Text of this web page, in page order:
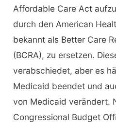
Affordable Care Act
durch den American
bekannt als Better Care
(BCRA), zu ersetzen.
verabschiedet, aber es
Medicaid beendet und
von Medicaid verändert.
Congressional Budget